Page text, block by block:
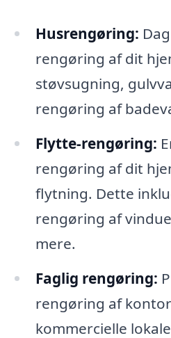
Husrengøring:
rengøring af dit
støvsugning,
rengøring af
Flytte-rengøring:
rengøring af dit
flytning. Dette
rengøring af
mere.
Faglig rengøring:
rengøring af
kommercielle